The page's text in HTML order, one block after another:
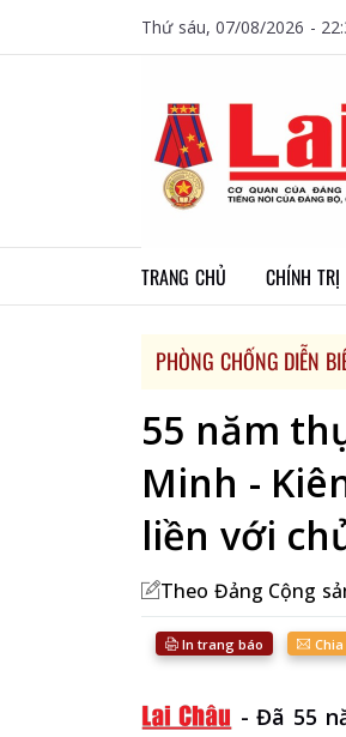
Thứ sáu, 07/08/2026 -
TRANG CHỦ CHÍNH TRỊ
PHÒNG CHỐNG DIỄN
55 năm
Minh -
liền với
Theo Đảng Cộng
In trang báo
- Đã 55